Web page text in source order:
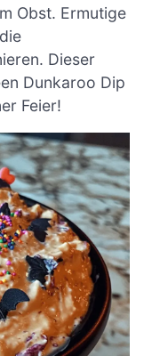
Obst. Ermutige
Dieser
Dunkaroo Dip
Feier!